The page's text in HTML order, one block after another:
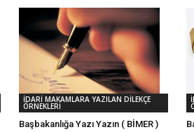
İDARİ MAKAMLARA YAZILAN DİLEKÇE
ÖRNEKLERİ
Başbakanlığa Yazı Yazın ( BİMER )